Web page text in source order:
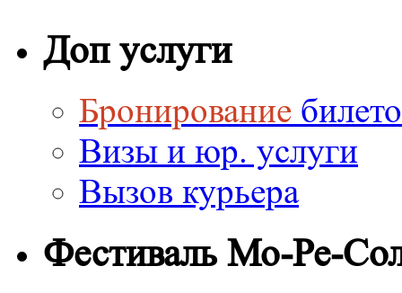
Доп услуги
Бронирование
Визы и юр. услуги
Вызов курьера
Фестиваль Мо-Ре-